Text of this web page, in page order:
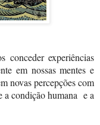
conceder experiências
em nossas mentes e
novas percepções com
a condição humana e a